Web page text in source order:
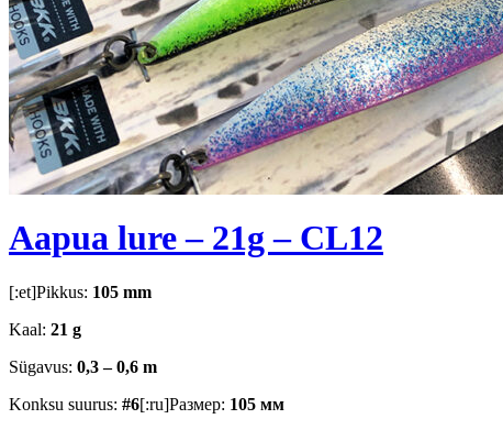
Aapua lure – 21g – CL12
[:et]Pikkus: 105 mm
Kaal: 21 g
Sügavus: 0,3 – 0,6 m
Konksu suurus: #6[:ru]Размер: 105 мм